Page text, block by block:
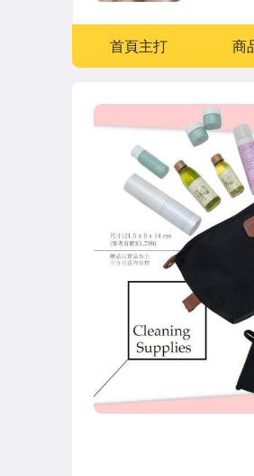
首頁主打 商
嬰幼兒與孕婦
圖書/影音/文具
手機、配件與通訊
居家、家具與園藝
玩具、模型與公仔
偶像、球員卡與郵幣
女包精品與女鞋